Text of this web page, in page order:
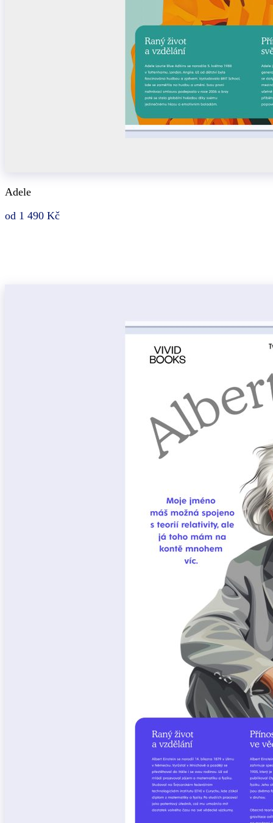
Adele
od 1 490 Kč